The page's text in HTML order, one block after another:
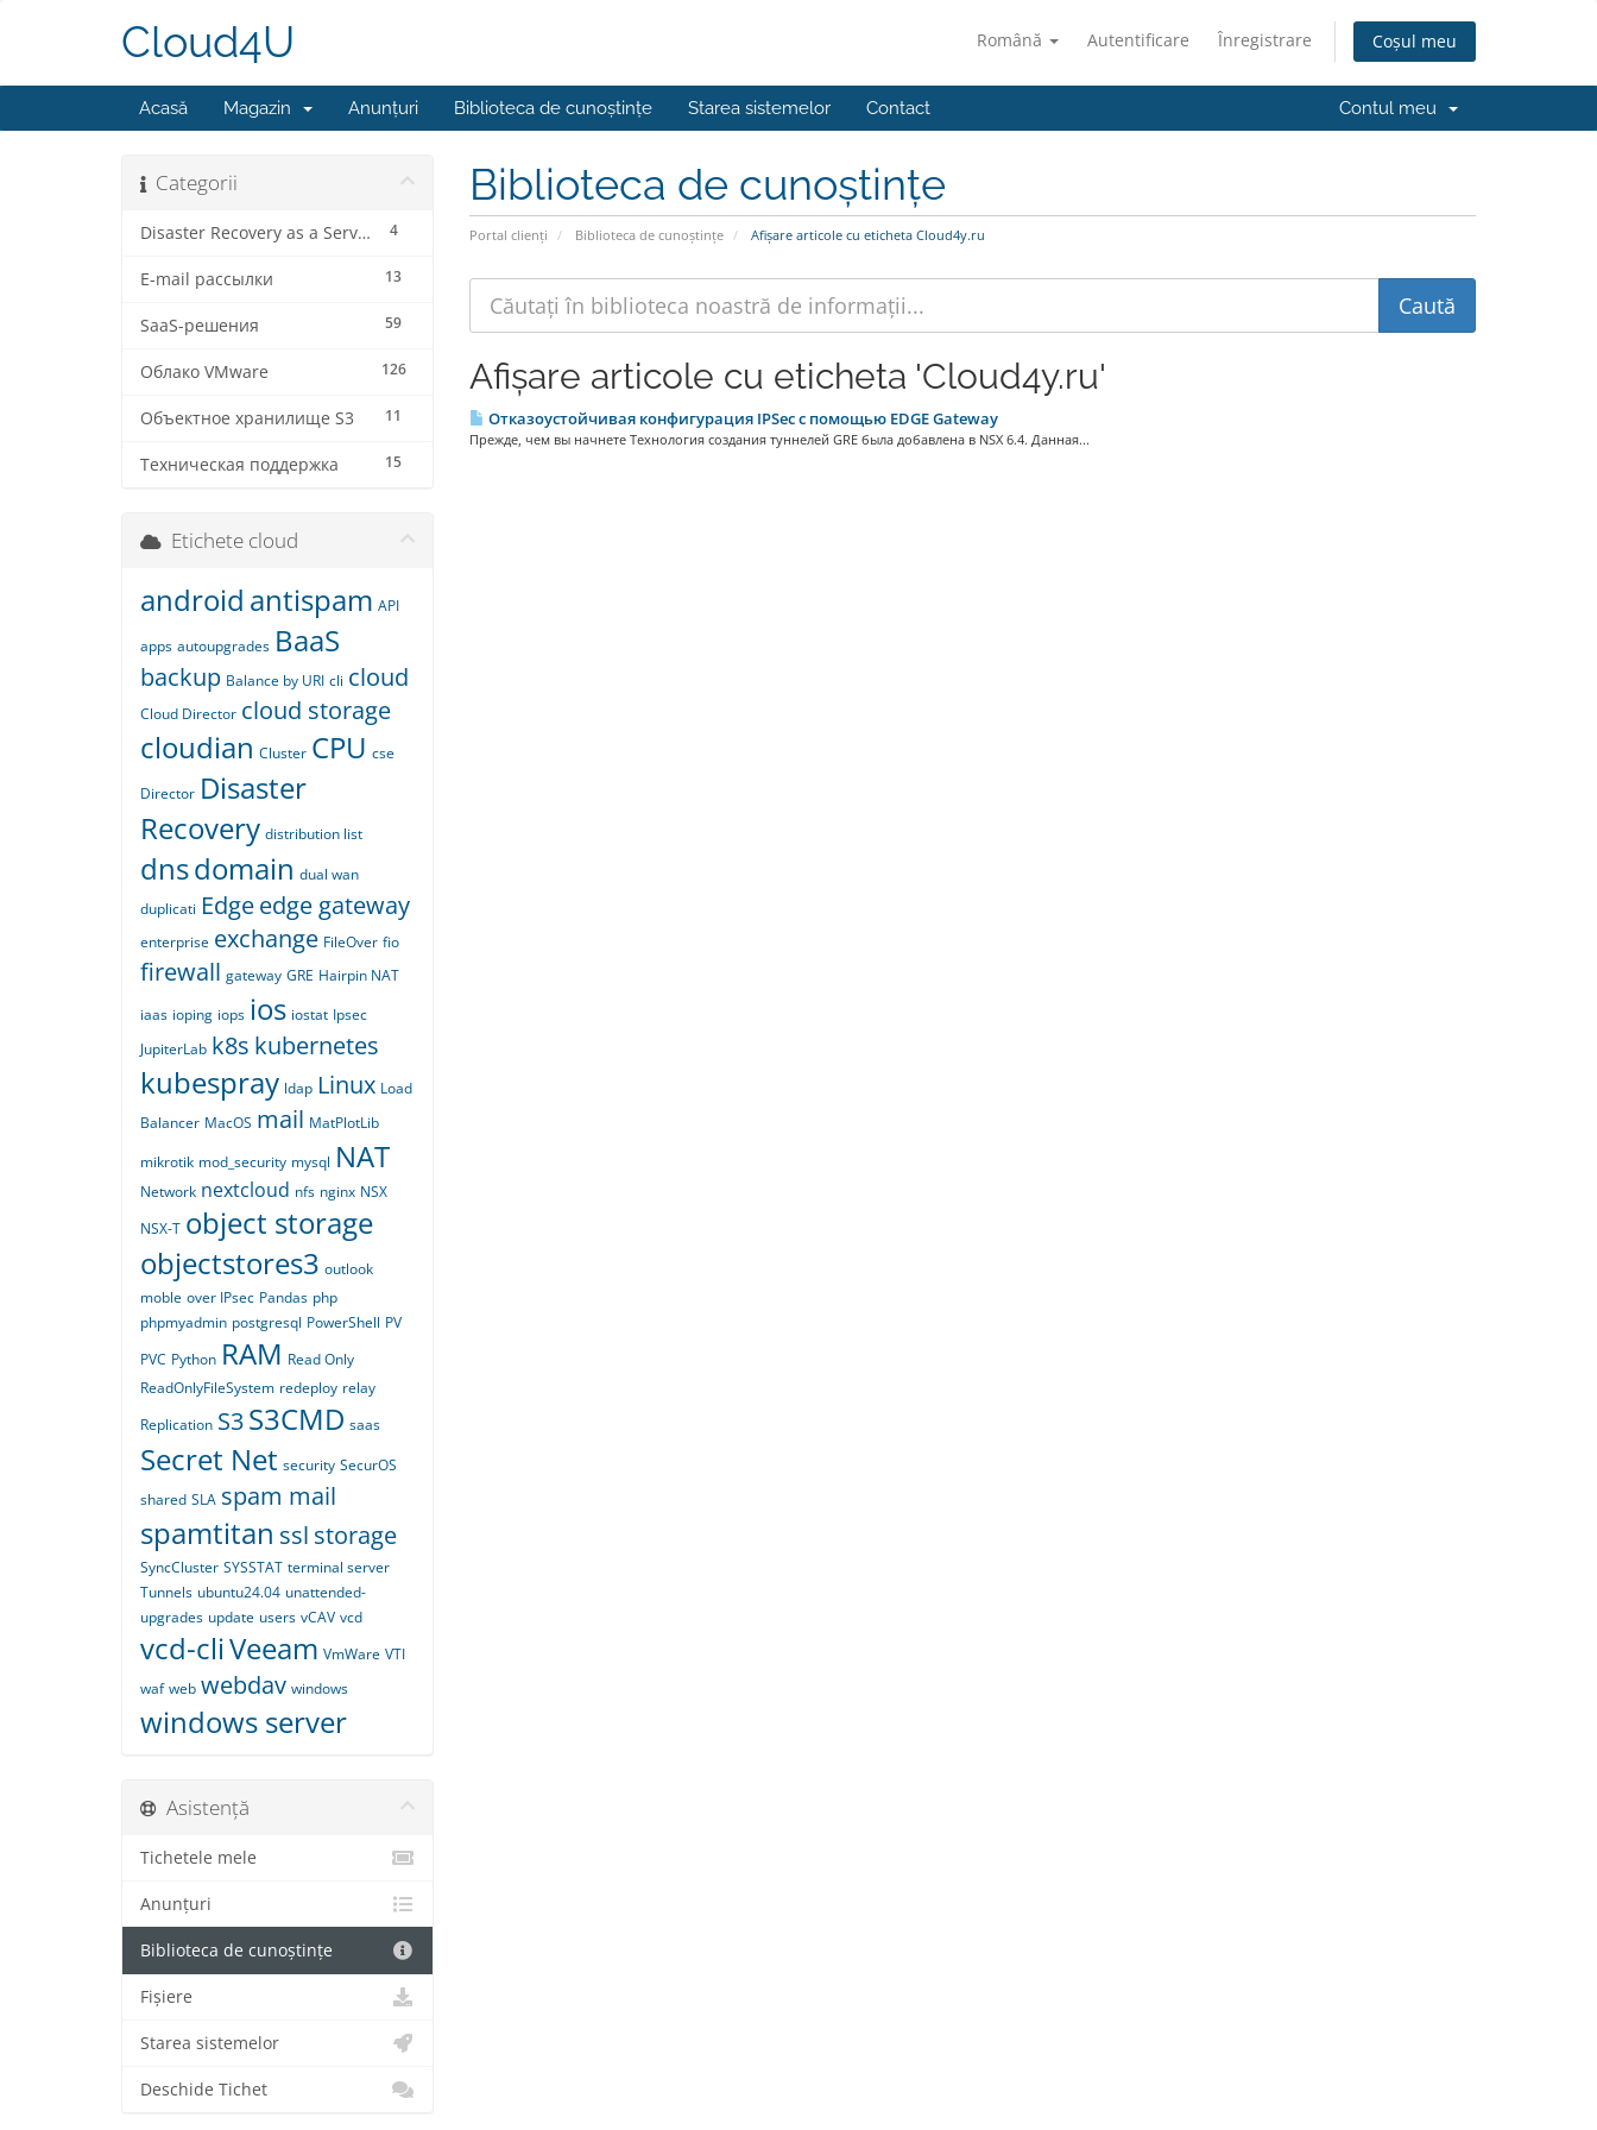
Română Autentificare Înregistrare Coșul meu
Cloud4U
Acasă Magazin Anunțuri Biblioteca de cunoștințe Starea sistemelor Contact Contul meu
Biblioteca de cunoștințe
Portal clienți Biblioteca de cunoștințe Afișare articole cu eticheta Cloud4y.ru
Categorii
4
Disaster Recovery as a Service
13
E-mail рассылки
59
SaaS-решения
126
Облако VMware
11
Объектное хранилище S3
15
Техническая поддержка
Afișare articole cu eticheta 'Cloud4y.ru'
Отказоустойчивая конфигурация IPSec c помощью EDGE Gateway
Прежде, чем вы начнете Технология создания туннелей GRE была добавлена в NSX 6.4. Данная...
Etichete cloud
android antispam API
apps autoupgrades BaaS
backup Balance by URI cli cloud
Cloud Director cloud storage
cloudian Cluster CPU cse
Director Disaster
Recovery distribution list
dnsdomain dual wan
duplicati Edgeedge gateway
enterprise exchange FileOver fio
firewall gateway GRE Hairpin NAT
iaas ioping iops ios iostat Ipsec
JupiterLab k8s kubernetes
kubespray ldap Linux Load
Balancer MacOS mail MatPlotLib
mikrotik mod_security mysql NAT
Network nextcloud nfs nginx NSX
NSX-T object storage
objectstores3 outlook
moble over IPsec Pandas php
phpmyadmin postgresql PowerShell PV
PVC Python RAM Read Only
ReadOnlyFileSystem redeploy relay
Replication S3S3CMD saas
Secret Net security SecurOS
shared SLA spam mail
spamtitan ssl storage
SyncCluster SYSSTAT terminal server
Tunnels ubuntu24.04 unattended-
upgrades update users vCAV vcd
vcd-cliVeeam VmWare VTI
waf web webdav windows
windows server
Asistență
Tichetele mele
Anunțuri
Biblioteca de cunoștințe
Fișiere
Starea sistemelor
Deschide Tichet